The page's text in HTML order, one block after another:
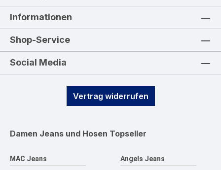
Informationen
Shop-Service
Social Media
Vertrag widerrufen
Damen Jeans und Hosen Topseller
MAC Jeans Angels Jeans